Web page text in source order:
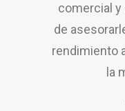
comercial
de
rendimiento
la